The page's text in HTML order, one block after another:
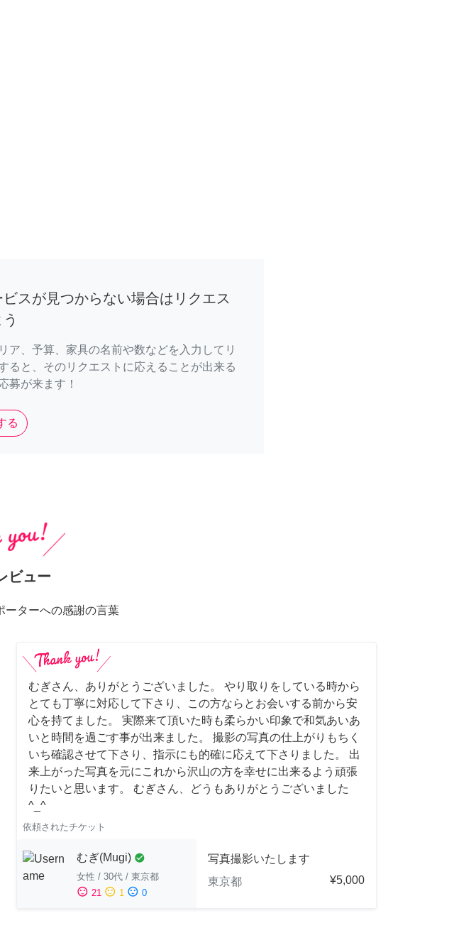
スが見つからない場合はリクエス
ア、予算、家具の名前や数などを入力してリ
ると、そのリクエストに応えることが出来る
募が来ます！
る
ビュー
ーターへの感謝の言葉
むぎさん、ありがとうございました。 やり取りをしている時から
とても丁寧に対応して下さり、この方ならとお会いする前から安
心を持てました。 実際来て頂いた時も柔らかい印象で和気あいあ
いと時間を過ごす事が出来ました。 撮影の写真の仕上がりもちく
いち確認させて下さり、指示にも的確に応えて下さりました。 出
来上がった写真を元にこれから沢山の方を幸せに出来るよう頑張
りたいと思います。 むぎさん、どうもありがとうございました
^_^
依頼されたチケット
むぎ(Mugi) check_circle
女性 / 30代 / 東京都
sentiment_satisfied 21 sentiment_neutral 1 sentiment_dissatisfied 0
写真撮影いたします
東京都
¥5,000